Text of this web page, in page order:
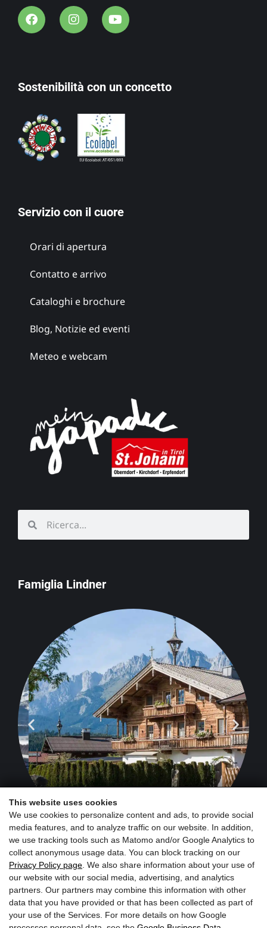
This website uses cookies
We use cookies to personalize content and ads, to provide social
media features, and to analyze traffic on our website. In addition,
we use tracking tools such as Matomo and/or Google Analytics to
collect anonymous usage data. You can block tracking on our
Privacy Policy page . We also share information about your use of
our website with our social media, advertising, and analytics
partners. Our partners may combine this information with other
data that you have provided or that has been collected as part of
your use of the Services. For more details on how Google
Sostenibilità con un concetto
Servizio con il cuore
Orari di apertura
Contatto e arrivo
Cataloghi e brochure
Blog, Notizie ed eventi
Meteo e webcam
Famiglia Lindner
Schörgerer
Agriturismo e
negozio agricolo
Iscriviti ora alla newsletter